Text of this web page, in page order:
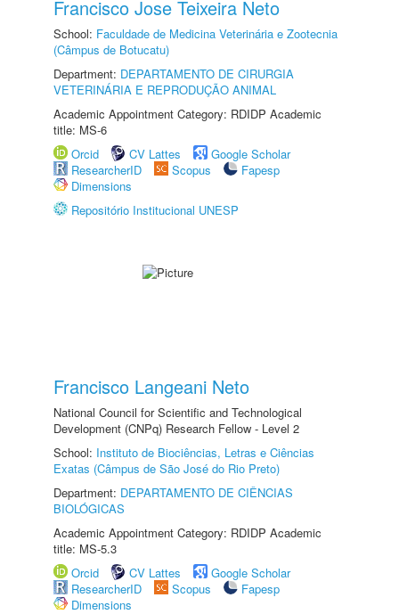
Francisco Jose Teixeira Neto
School: Faculdade de Medicina Veterinária e Zootecnia
(Câmpus de Botucatu)
Department: DEPARTAMENTO DE CIRURGIA
VETERINÁRIA E REPRODUÇÃO ANIMAL
Academic Appointment Category: RDIDP Academic
title: MS-6
Orcid
CV Lattes
Google Scholar
ResearcherID
Scopus
Fapesp
Dimensions
Repositório Institucional UNESP
Francisco Langeani Neto
National Council for Scientific and Technological
Development (CNPq) Research Fellow - Level 2
School: Instituto de Biociências, Letras e Ciências
Exatas (Câmpus de São José do Rio Preto)
Department: DEPARTAMENTO DE CIÊNCIAS
BIOLÓGICAS
Academic Appointment Category: RDIDP Academic
title: MS-5.3
Orcid
CV Lattes
Google Scholar
ResearcherID
Scopus
Fapesp
Dimensions